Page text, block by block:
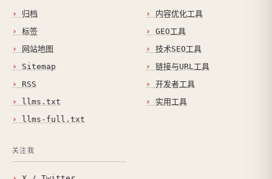
归档
标签
网站地图
Sitemap
RSS
llms.txt
llms-full.txt
内容优化工具
GEO工具
技术SEO工具
链接与URL工具
开发者工具
实用工具
关注我